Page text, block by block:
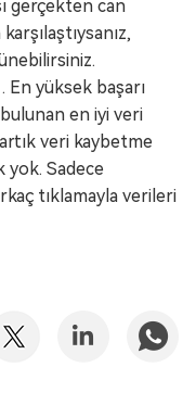
gerçekten can
. En yüksek başarı
en iyi veri
veri kaybetme
yok. Sadece
tıklamayla verileri